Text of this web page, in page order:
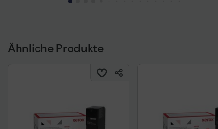
Ähnliche Produkte